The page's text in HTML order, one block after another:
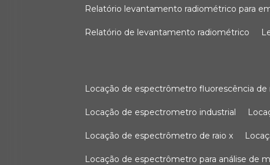
relatório levantamento radiométrico para
relatório de levantamento radiométrico
locação de espectrômetro fluorescência de
locação de espectrometro industrial
locação de espectrômetro de raio x
locação de espectrômetro para análise de